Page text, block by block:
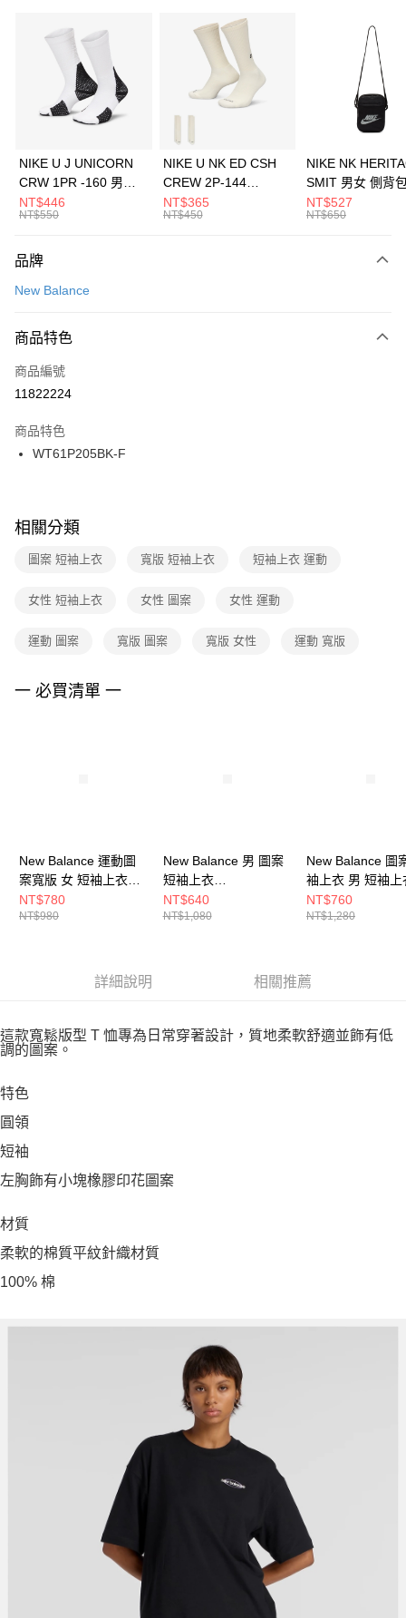
3 期 0 利率 每期 21家銀行
合作金庫商業銀行
第一商業銀行
華南商業銀行
彰化商業銀行
上海商業儲蓄銀行
元大商業銀行
台灣樂天信用卡公司
Apple Pay
全盈+PAY
AFTEE先享後付
【關於「AFTEE先享後付」】
便利好安心！
３．安心：先確認商品／服務後，再付款。
【「AFTEE先享後付」結帳流程】
１．於結帳方式選擇「AFTEE先享後付」後，將跳轉至「AFTEE先享後付」
２．訂單成立數日內，您將收到繳費通知簡訊。
３．收到繳費通知簡訊後14天內，點擊此簡訊中的連結，可透過四大超商／
ATM／網路銀行／等多元方式進行付款，方視為交易完成。
※ 交易是否成功請以「AFTEE先享後付 」之結帳頁面顯示為準，若有關於
是否繳費成功／繳費後需取消欲退款等相關疑問，請聯繫「AFTEE先享後付
客戶支援中心」https://netprotections.freshdesk.com/support/home
１．透過由恩沛科技股份有限公司提供之「AFTEE先享後付」服務完成之交
權轉讓予恩沛科技股份有限公司。
３．未成年的使用者請事先徵得法定代理人或監護人之同意方可使用
「AFTEE先享後付」，若未經同意申辦者引起之損失，本公司不負相關責
運送方式
每筆NT$100，滿NT$1,500(含以上)免運費
宅配
每筆NT$100，滿NT$1,500(含以上)免運費
付款後門市自取
每筆NT$100，滿NT$1,500(含以上)免運費
NIKE U J UNICORN
CRW 1PR -160 男女
中統襪 FZ3393100
NT$446
NT$550
NIKE U NK ED CSH
CREW 2P-144
EMBRDY 男女 短統襪
FZ3073133
NT$365
NT$450
NIKE NK
SMIT 男女 側背
BA5871010
NT$527
NT$650
品牌
New Balance
商品特色
商品編號
11822224
商品特色
WT61P205BK-F
相關分類
圖案 短袖上衣 寬版 短袖上衣 短袖上衣 運動
女性 短袖上衣 女性 圖案 女性 運動
運動 圖案 寬版 圖案 寬版 女性 運動 寬版
一 必買清單 一
New Balance 運動圖
案寬版 女 短袖上衣
WT61P205SST-F
NT$780
NT$980
New Balance 男 圖案
短袖上衣
MT53501BK-F
NT$640
NT$1,080
New Balance 圖
袖上衣 男 短袖上
MT51913SST-F
NT$760
NT$1,280
詳細說明 相關推薦
這款寬鬆版型 T 恤專為日常穿著設計，質地柔軟舒適並飾有低
調的圖案。
特色
圓領
短袖
左胸飾有小塊橡膠印花圖案
材質
柔軟的棉質平紋針織材質
100% 棉